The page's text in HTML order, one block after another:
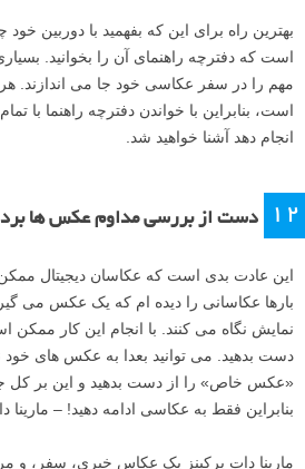
بهترین راه برای این که بفهمید با دوربین خود
است که دفترچه راهنمای آن را بخوانید.
مهم را در سفر عکاسی خود جا می اندازند. هر
است، بنابراین با خواندن دفترچه راهنما با
انجام دهد آشنا خواهید شد.
۱۲ دست از بررسی مداوم عکس ها
این عادت بدی است که عکاسان دیجیتال
بارها عکاسانی را دیده ام که یک عکس می
نمایش نگاه می کنند. با انجام این کار
دست بدهید. می توانید بعدا به عکس های
«عکس خاص» را از دست بدهید و این بر کل
بنابراین فقط به عکاسی ادامه دهید! – مارینا
مارینا دات پرکینز یک عکاس خبری، سفر،